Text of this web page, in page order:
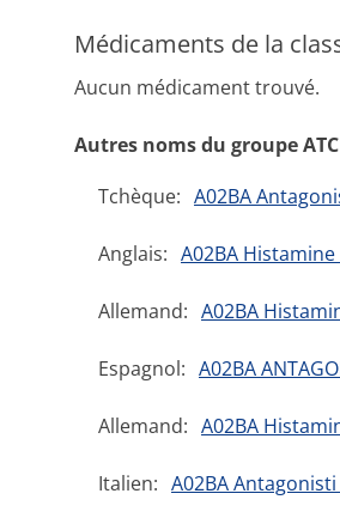
Médicaments de la
Aucun médicament trouvé.
Autres noms du groupe ATC
Tchèque: A02BA
Anglais: A02BA
Allemand: A02BA
Espagnol: A02BA
Allemand: A02BA
Italien: A02BA